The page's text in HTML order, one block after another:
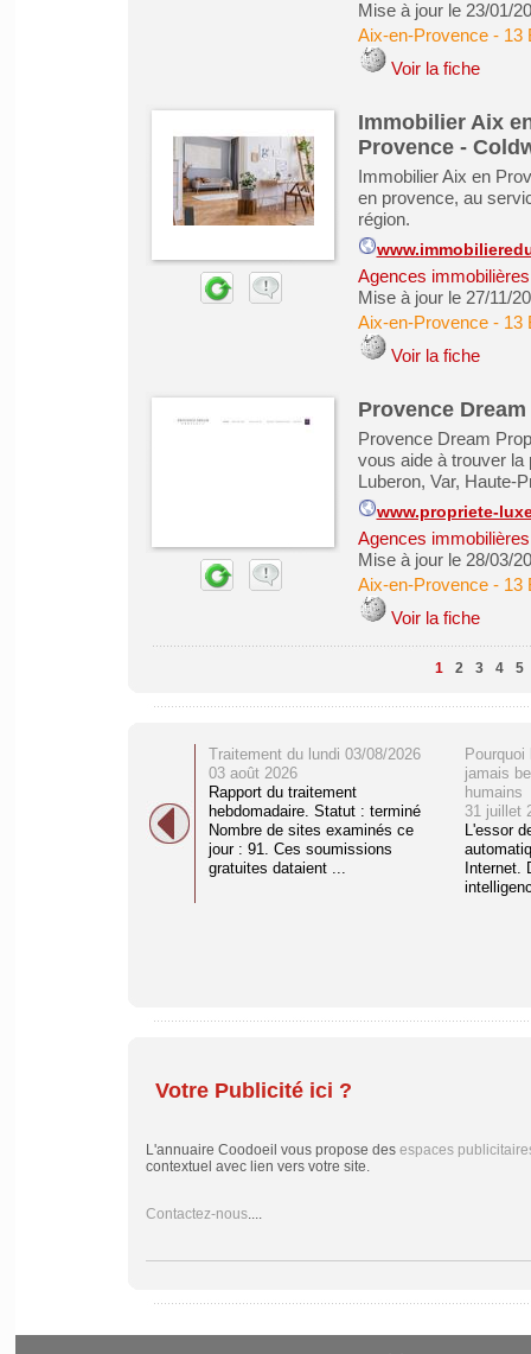
Mise à jour le 23/01/
Aix-en-Provence- 13
Voir la fiche
Immobilier Aix
Provence -
Immobilier Aix en
en provence, au
région.
Agences
Mise à jour le 27/11/
Aix-en-Provence- 13
Voir la fiche
Provence
Provence Dream
vous aide à trouver la
Luberon, Var, Haute-
www.propriete-
Agences
Mise à jour le 28/03/
Aix-en-Provence- 13
Voir la fiche
1 2 3 4 5
Traitement du lundi 03/08/2026
03 août 2026
Rapport du traitement
hebdomadaire. Statut : terminé
Nombre de sites examinés ce
jour : 91. Ces soumissions
gratuites dataient ...
jamais
humains
31 juillet
L'essor
Internet.
Votre Publicité ici ?
L'annuaire Coodoeil vous propose des espaces
contextuel avec lien vers votre site.
Contactez-nous....